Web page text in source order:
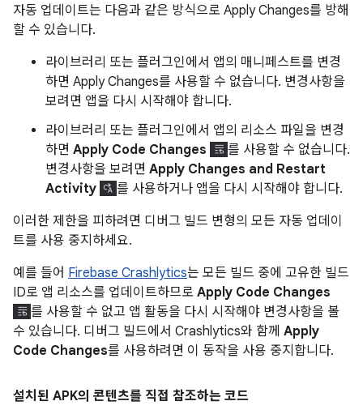
자동 업데이트는 다음과 같은 방식으로 Apply Changes를 방해
할 수 있습니다.
라이브러리 또는 플러그인에서 앱의 매니페스트를 변경
하면 Apply Changes를 사용할 수 없습니다. 변경사항을
보려면 앱을 다시 시작해야 합니다.
라이브러리 또는 플러그인에서 앱의 리소스 파일을 변경
하면 Apply Code Changes
를 사용할 수 없습니다.
변경사항을 보려면 Apply Changes and Restart
Activity
를 사용하거나 앱을 다시 시작해야 합니다.
이러한 제한을 피하려면 디버그 빌드 변형의 모든 자동 업데이
트를 사용 중지하세요.
예를 들어 Firebase Crashlytics는 모든 빌드 중에 고유한 빌드
ID로 앱 리소스를 업데이트하므로 Apply Code Changes
를 사용할 수 없고 앱 활동을 다시 시작해야 변경사항을 볼
수 있습니다. 디버그 빌드에서 Crashlytics와 함께 Apply
Code Changes를 사용하려면 이 동작을 사용 중지합니다.
설치된 APK의 콘텐츠를 직접 참조하는 코드